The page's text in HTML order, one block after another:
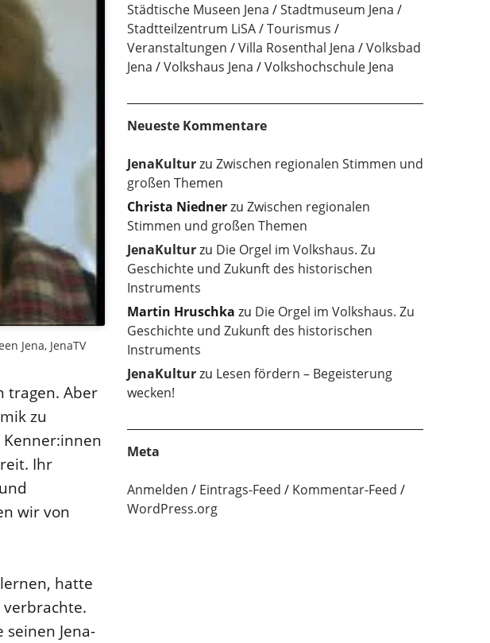
Jena, JenaTV
tragen. Aber
zu
Ihr
wir von
hatte
Jena-
Städtische Museen Jena
Stadtmuseum Jena
Stadtteilzentrum LiSA
Tourismus
Veranstaltungen
Villa Rosenthal Jena
Volksbad
Jena
Volkshaus Jena Volkshochschule Jena
Neueste Kommentare
JenaKulturzu Zwischen regionalen Stimmen und
großen Themen
Christa Niednerzu Zwischen regionalen
Stimmen und großen Themen
JenaKulturzu Die Orgel im Volkshaus. Zu
Geschichte und Zukunft des historischen
Instruments
Martin Hruschka zu Die Orgel im Volkshaus. Zu
Geschichte und Zukunft des historischen
Instruments
JenaKulturzu Lesen fördern – Begeisterung
wecken!
Meta
Anmelden Eintrags-Feed
Kommentar-Feed
WordPress.org